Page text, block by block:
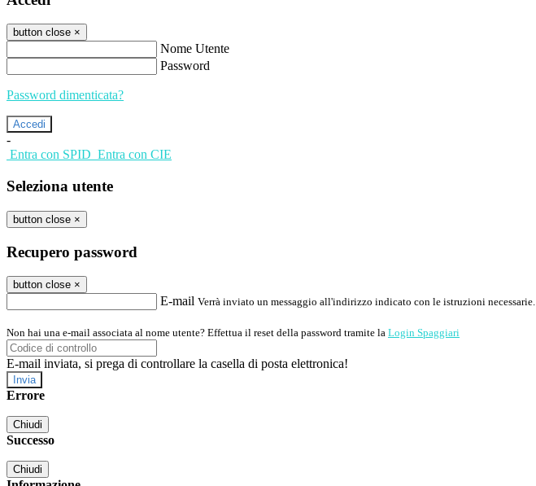
button close ×
Nome Utente
Password
Password dimenticata?
-
Entra con SPID Entra con CIE
Seleziona utente
button close ×
Recupero password
button close ×
E-mail Verrà inviato un messaggio all'indirizzo indicato con le istruzioni necessarie.
Non hai una e-mail associata al nome utente? Effettua il reset della password tramite la Login Spaggiari
E-mail inviata, si prega di controllare la casella di posta elettronica!
Errore
Chiudi
Successo
Chiudi